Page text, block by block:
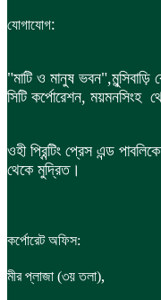
যোগাযোগ:
"মাটি ও মানুষ ভবন",মুন্সিবাড়ি
সিটি কর্পোরেশন, ময়মনসিংহ
ওহী প্রিন্টিং প্রেস এন্ড
থেকে মুদ্রিত।
কর্পোরেট অফিস:
মীর প্লাজা (৩য় তলা),